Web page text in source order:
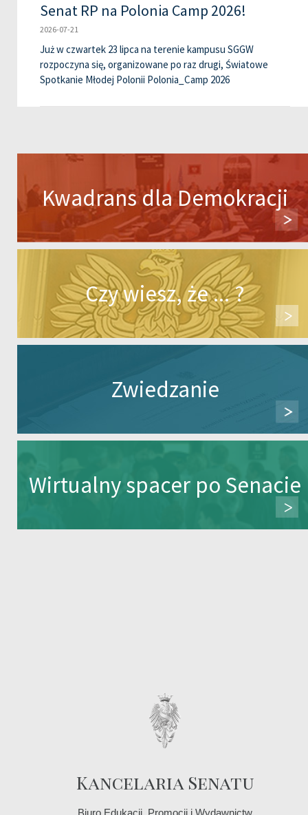
Senat RP na Polonia Camp 2026!
2026-07-21
Już w czwartek 23 lipca na terenie kampusu SGGW
rozpoczyna się, organizowane po raz drugi, Światowe
Spotkanie Młodej Polonii Polonia_Camp 2026
Kwadrans dla Demokracji
Czy wiesz, że ... ?
Zwiedzanie
Wirtualny spacer po Senacie
Kancelaria Senatu
Biuro Edukacji, Promocji i Wydawnictw